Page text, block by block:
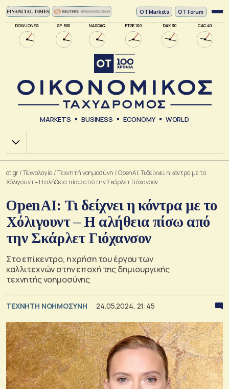
DOW JONES SP 500 NASDAQ FTSE 100 DAX 30 CAC 40
ΟΤ Markets OT Forum
MARKETS BUSINESS ECONOMY WORLD
Χ.Α.
ot.gr/Τεχνολογία /Tεχνητή νοημοσύνη /OpenAI: Τι δείχνει η κόντρα με το
Χόλιγουντ – Η αλήθεια πίσω από την Σκάρλετ Γιόχανσον
OpenAI: Τι δείχνει η κόντρα με το
Χόλιγουντ – Η αλήθεια πίσω από
την Σκάρλετ Γιόχανσον
Στο επίκεντρο, η χρήση του έργου των
καλλιτεχνών στην εποχή της δημιουργικής
τεχνητής νοημοσύνης
TΕΧΝΗΤΗ ΝΟΗΜΟΣΥΝΗ 24.05.2024, 21:45